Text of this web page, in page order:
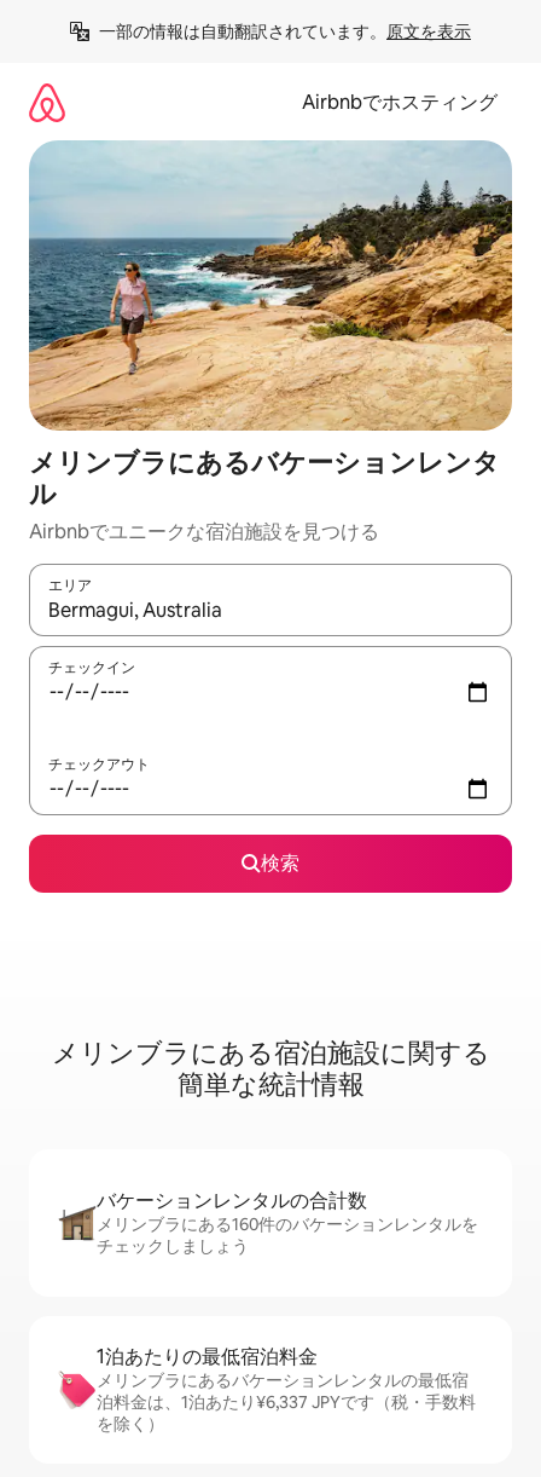
一部の情報は自動翻訳されています。 原文を表示
Airbnbでホスティング
メリンブラにあるバケーションレンタ
ル
Airbnbでユニークな宿泊施設を見つける
エリア
検索結果が表示されたら、上下の矢印キーを使って移動するか
チェックイン
チェックアウト
検索
メリンブラに⁠あ⁠る宿⁠泊⁠施⁠設⁠に関⁠す⁠る
簡⁠単⁠な統⁠計⁠情⁠報
バケーションレ⁠ン⁠タ⁠ル⁠の合⁠計⁠数
メリンブラにある160件のバケーションレンタルを
チェックしましょう
1泊あたりの最⁠低⁠宿⁠泊⁠料⁠金
メリンブラにあるバケーションレンタルの最低宿
泊料金は、1泊あたり¥6,337 JPYです（税・手数料
を除く）